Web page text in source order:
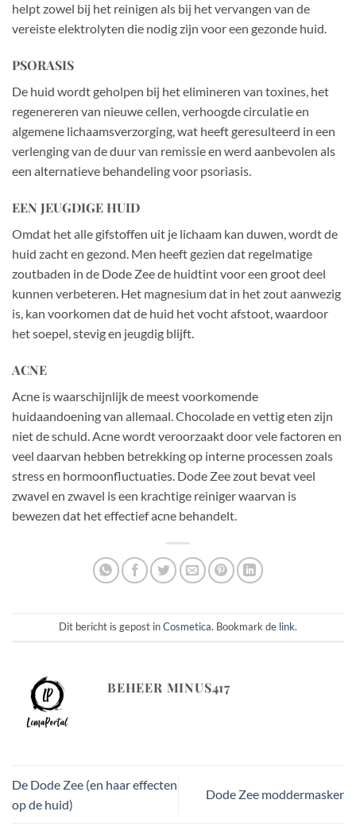
helpt zowel bij het reinigen als bij het vervangen van de
vereiste elektrolyten die nodig zijn voor een gezonde huid.
PSORASIS
De huid wordt geholpen bij het elimineren van toxines, het
regenereren van nieuwe cellen, verhoogde circulatie en
algemene lichaamsverzorging, wat heeft geresulteerd in een
verlenging van de duur van remissie en werd aanbevolen als
een alternatieve behandeling voor psoriasis.
EEN JEUGDIGE HUID
Omdat het alle gifstoffen uit je lichaam kan duwen, wordt de
huid zacht en gezond. Men heeft gezien dat regelmatige
zoutbaden in de Dode Zee de huidtint voor een groot deel
kunnen verbeteren. Het magnesium dat in het zout aanwezig
is, kan voorkomen dat de huid het vocht afstoot, waardoor
het soepel, stevig en jeugdig blijft.
ACNE
Acne is waarschijnlijk de meest voorkomende
huidaandoening van allemaal. Chocolade en vettig eten zijn
niet de schuld. Acne wordt veroorzaakt door vele factoren en
veel daarvan hebben betrekking op interne processen zoals
stress en hormoonfluctuaties. Dode Zee zout bevat veel
zwavel en zwavel is een krachtige reiniger waarvan is
bewezen dat het effectief acne behandelt.
Dit bericht is gepost inCosmetica. Bookmark de link.
BEHEER MINUS417
De Dode Zee (en haar effecten
op de huid)
Dode Zee moddermasker